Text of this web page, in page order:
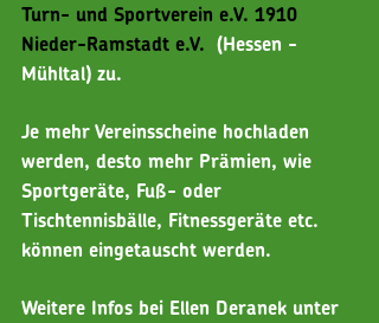
Turn- und Sportverein e.V. 1910
Nieder-Ramstadt e.V. (Hessen -
Mühltal) zu.
Je mehr Vereinsscheine hochladen
werden, desto mehr Prämien, wie
Sportgeräte, Fuß- oder
Tischtennisbälle, Fitnessgeräte etc.
können eingetauscht werden.
Weitere Infos bei Ellen Deranek unter